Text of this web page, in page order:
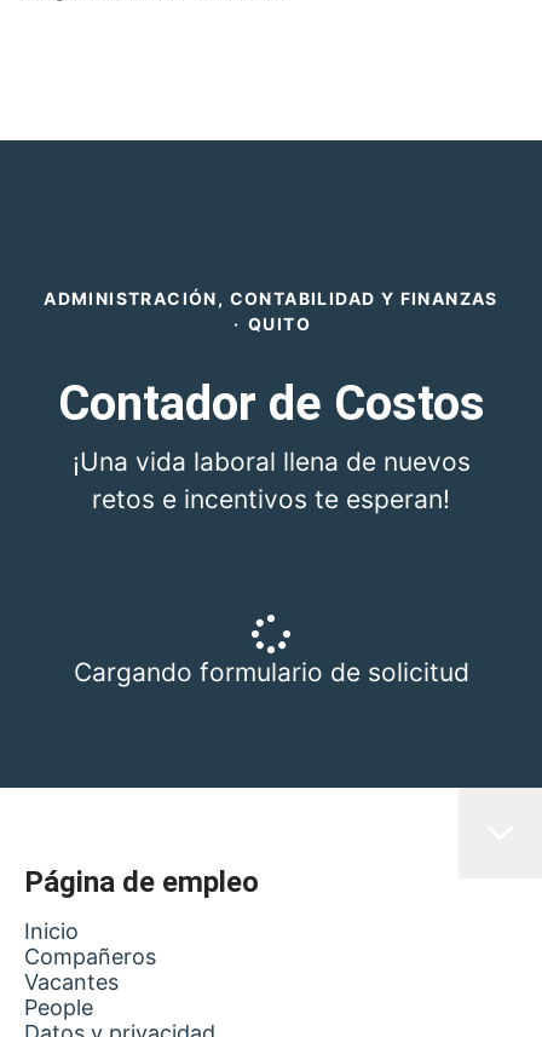
ADMINISTRACIÓN, CONTABILIDAD Y FINANZAS
· QUITO
Contador de Costos
¡Una vida laboral llena de nuevos
retos e incentivos te esperan!
Cargando formulario de solicitud
Página de empleo
Inicio
Compañeros
Vacantes
People